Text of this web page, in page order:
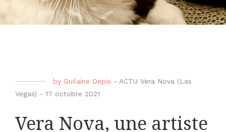
by Guilaine Depis - ACTU Vera Nova (Las
Vegas) - 17 octobre 2021
Vera Nova, une artiste